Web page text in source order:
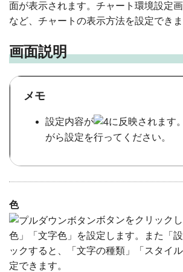
面が表示されます。チャート環境設定
など、チャートの表示方法を設定できま
画面説明
メモ
設定内容が
に反映されます
がら設定を行ってください。
色
ボタンをクリック
色」「文字色」を設定します。また「
ックすると、「文字の種類」「スタイ
定できます。